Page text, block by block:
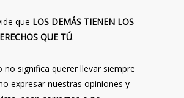
que LOS DEMÁS TIENEN LOS
QUE TÚ.
no significa querer llevar siempre
expresar nuestras opiniones y